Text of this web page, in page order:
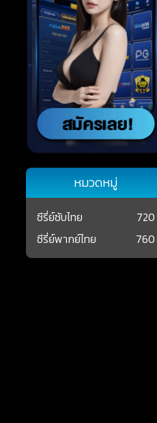
หมวดหมู่
ซีรี่ย์ซับไทย
720
ซีรี่ย์พากย์ไทย
760